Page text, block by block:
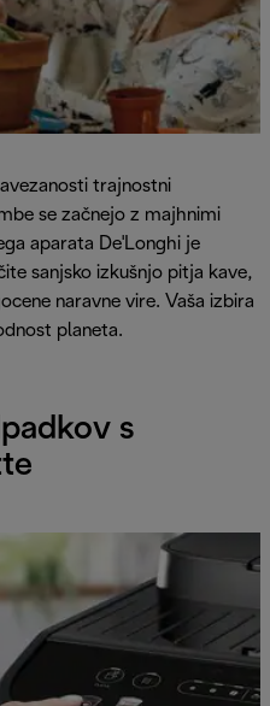
trajnostni
se začnejo z majhnimi
aparata De'Longhi je
sanjsko izkušnjo pitja kave,
naravne vire. Vaša izbira
planeta.
s